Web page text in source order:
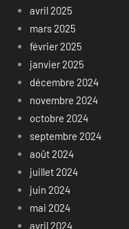
avril 2025
mars 2025
février 2025
janvier 2025
décembre 2024
novembre 2024
octobre 2024
septembre 2024
août 2024
juillet 2024
juin 2024
mai 2024
avril 2024